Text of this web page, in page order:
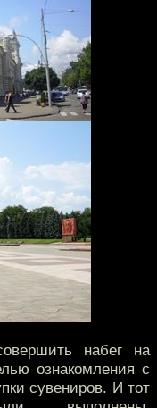
набег на
ознакомления с
сувениров. И тот